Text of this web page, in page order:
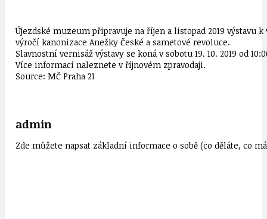
Újezdské muzeum připravuje na říjen a listopad 2019 výstavu
výročí kanonizace Anežky České a sametové revoluce.
Slavnostní vernisáž výstavy se koná v sobotu 19. 10. 2019 od
Více informací naleznete v říjnovém zpravodaji.
Source: MČ Praha 21
admin
Zde můžete napsat základní informace o sobě (co děláte, co